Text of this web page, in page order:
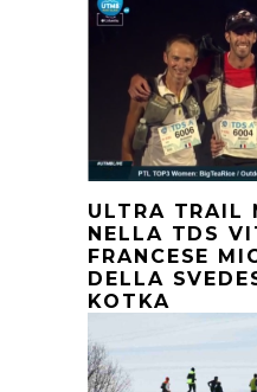
ULTRA TRAIL
NELLA TDS
FRANCESE
DELLA
KOTKA